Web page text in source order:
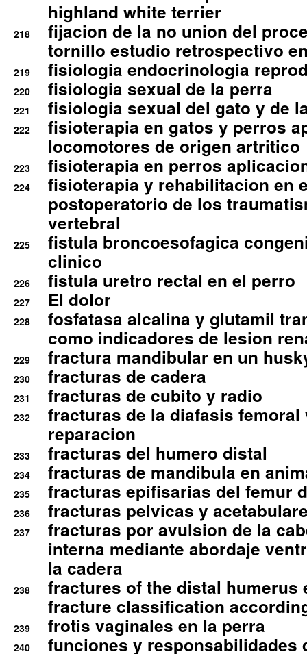
highland white terrier
218
fijacion de la no union del
tornillo estudio retrospectivo
219 fisiologia endocrinologia
220 fisiologia sexual de la perra
221 fisiologia sexual del gato y de
222
fisioterapia en gatos y perros
locomotores de origen artritico
223 fisioterapia en perros
224
fisioterapia y rehabilitacion en
postoperatorio de los
vertebral
225
fistula broncoesofagica
clinico
226 fistula uretro rectal en el perro
227 El dolor
228
fosfatasa alcalina y glutamil
como indicadores de lesion
229 fractura mandibular en un
230 fracturas de cadera
231 fracturas de cubito y radio
232
fracturas de la diafasis
reparacion
233 fracturas del humero distal
234 fracturas de mandibula en
235 fracturas epifisarias del femur
236 fracturas pelvicas y
237
fracturas por avulsion de la
interna mediante abordaje
la cadera
238
fractures of the distal humerus
fracture classification
239 frotis vaginales en la perra
240
funciones y responsabilidades